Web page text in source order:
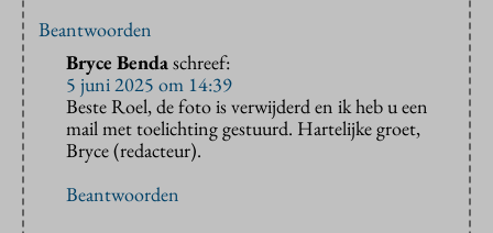
Beantwoorden
Bryce Bendaschreef:
5 juni 2025 om 14:39
Beste Roel, de foto is verwijderd en ik heb u een
mail met toelichting gestuurd. Hartelijke groet,
Bryce (redacteur).
Beantwoorden